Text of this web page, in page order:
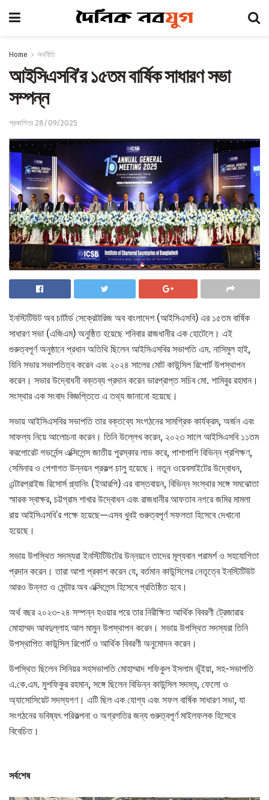
Home অর্থনীতি
আইসিএসবি’র ১৫তম বার্ষিক সাধারণ সভা
সম্পন্ন
প্রকাশিতঃ 28/09/2025
ইনস্টিটিউট অব চার্টার্ড সেক্রেটারিজ অব বাংলাদেশ (আইসিএসবি) এর ১৫তম বার্ষিক
সাধারণ সভা (এজিএম) অনুষ্ঠিত হয়েছে শনিবার রাজধানীর এক হোটেলে। এই
গুরুত্বপূর্ণ অনুষ্ঠানে প্রধান অতিথি ছিলেন আইসিএসবির সভাপতি এম. নাসিমুল হাই,
যিনি সভার সভাপতিত্ব করেন এবং ২০২৪ সালের মোট কাউন্সিল রিপোর্ট উপস্থাপন
করেন। সভার উদ্বোধনী বক্তব্য প্রদান করেন ভারপ্রাপ্ত সচিব মো. শামিবুর রহমান।
সংস্থার এক সংবাদ বিজ্ঞপ্তিতে এ তথ্য জানানো হয়েছে।
সভায় আইসিএসবির সভাপতি তার বক্তব্যে সংগঠনের সামগ্রিক কার্যক্রম, অর্জন এবং
সাফল্য নিয়ে আলোচনা করেন। তিনি উল্লেখ করেন, ২০২৩ সালে আইসিএসবি ১১তম
করপোরেট গভর্নেন্স এক্সিলেন্স জাতীয় পুরস্কার লাভ করে, পাশাপাশি বিভিন্ন প্রশিক্ষণ,
সেমিনার ও পেশাগত উন্নয়ন প্রকল্প চালু হয়েছে। নতুন ওয়েবসাইটের উদ্বোধন,
এন্টারপ্রাইজ রিসোর্স প্ল্যানিং (ইআরপি) এর বাস্তবায়ন, বিভিন্ন সংস্থার সঙ্গে সমঝোতা
স্মারক স্বাক্ষর, চট্টগ্রাম শাখার উদ্বোধন এবং রাজধানীর আফতাব নগরে জমির মামলা
রায় আইসিএসবি’র পক্ষে হয়েছে—এসব খুবই গুরুত্বপূর্ণ সফলতা হিসেবে দেখানো
হয়েছে।
সভায় উপস্থিত সদস্যরা ইনস্টিটিউটের উন্নয়নে তাদের মূল্যবান পরামর্শ ও সহযোগিতা
প্রদান করেন। তারা আশা প্রকাশ করেন যে, বর্তমান কাউন্সিলের নেতৃত্বে ইনস্টিটিউট
আরও উন্নত ও সেন্টার অব এক্সিলেন্স হিসেবে প্রতিষ্ঠিত হবে।
অর্থ বছর ২০২৩-২৪ সম্পন্ন হওয়ার পরে তার নিরীক্ষিত আর্থিক বিবরণী ট্রেজারার
মোহাম্মদ আবদুল্লাহ আল মামুন উপস্থাপন করেন। সভায় উপস্থিত সদস্যরা তিনি
উপস্থাপিত কাউন্সিল রিপোর্ট ও আর্থিক বিবরণী অনুমোদন করেন।
উপস্থিত ছিলেন সিনিয়র সহসভাপতি মোহাম্মাদ শফিকুল ইসলাম ভূঁইয়া, সহ-সভাপতি
এ.কে.এম. মুশফিকুর রহমান, সঙ্গে ছিলেন বিভিন্ন কাউন্সিল সদস্য, ফেলো ও
অ্যাসোসিয়েট সদস্যগণ। এটি ছিল এক যোগ্য এবং সফল বার্ষিক সাধারণ সভা, যা
সংগঠনের ভবিষ্যৎ পরিকল্পনা ও অগ্রগতির জন্য গুরুত্বপূর্ণ মাইলফলক হিসেবে
বিবেচিত।
সর্বশেষ